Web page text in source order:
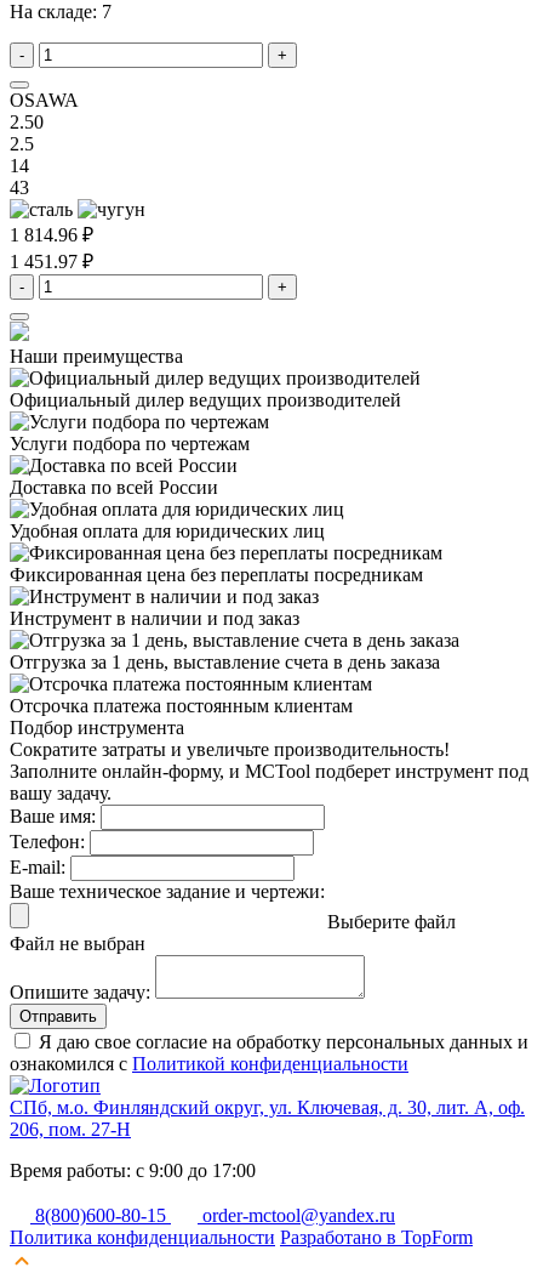
На складе: 7
- +
OSAWA
2.50
2.5
14
43
1 814.96 ₽
1 451.97 ₽
- +
Наши преимущества
Официальный дилер ведущих производителей
Услуги подбора по чертежам
Доставка по всей России
Удобная оплата для юридических лиц
Фиксированная цена без переплаты посредникам
Инструмент в наличии и под заказ
Отгрузка за 1 день, выставление счета в день заказа
Отсрочка платежа постоянным клиентам
Подбор инструмента
Сократите затраты и увеличьте производительность!
Заполните онлайн-форму, и MCTool подберет инструмент под
вашу задачу.
Ваше имя:
Телефон:
E-mail:
Ваше техническое задание и чертежи:
Выберите файл
Файл не выбран
Опишите задачу:
Отправить
Я даю свое согласие на обработку персональных данных и
ознакомился с Политикой конфиденциальности
СПб, м.о. Финляндский округ, ул. Ключевая, д. 30, лит. А, оф.
206, пом. 27-Н
Время работы: с 9:00 до 17:00
8(800)600-80-15
order-mctool@yandex.ru
Политика конфиденциальности Разработано в TopForm